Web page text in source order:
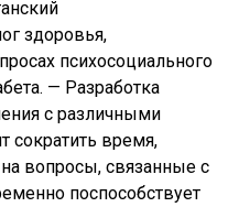
здоровья,
психосоциального
— Разработка
с различными
сократить время,
вопросы, связанные с
поспособствует